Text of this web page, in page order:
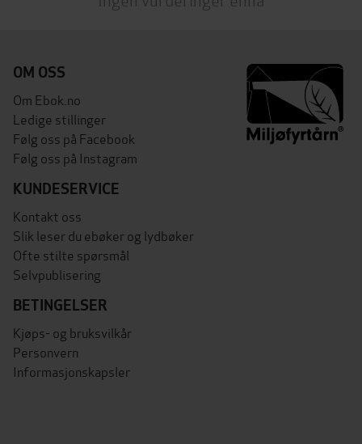
OM OSS
Om Ebok.no
Ledige stillinger
Følg oss på Facebook
Følg oss på Instagram
KUNDESERVICE
Kontakt oss
Slik leser du ebøker og lydbøker
Ofte stilte spørsmål
Selvpublisering
BETINGELSER
Kjøps- og bruksvilkår
Personvern
Informasjonskapsler